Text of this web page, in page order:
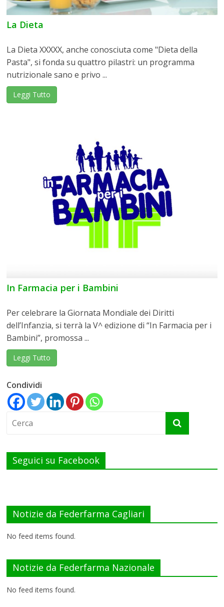
La Dieta
La Dieta XXXXX, anche conosciuta come "Dieta della
Pasta", si fonda su quattro pilastri: un programma
nutrizionale sano e privo ...
Leggi Tutto
In Farmacia per i Bambini
Per celebrare la Giornata Mondiale dei Diritti
dell’Infanzia, si terrà la V^ edizione di “In Farmacia per i
Bambini”, promossa ...
Leggi Tutto
Condividi
Seguici su Facebook
Notizie da Federfarma Cagliari
No feed items found.
Notizie da Federfarma Nazionale
No feed items found.